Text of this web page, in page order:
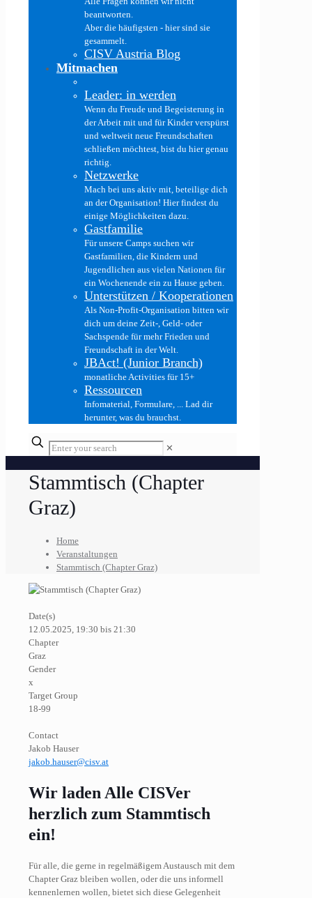
beantworten.
Aber die häufigsten - hier sind sie
gesammelt.
CISV Austria Blog
Mitmachen
Leader: in werden
Wenn du Freude und Begeisterung in
der Arbeit mit und für Kinder verspürst
und weltweit neue Freundschaften
schließen möchtest, bist du hier genau
richtig.
Netzwerke
Mach bei uns aktiv mit, beteilige dich
an der Organisation! Hier findest du
einige Möglichkeiten dazu.
Gastfamilie
Für unsere Camps suchen wir
Gastfamilien, die Kindern und
Jugendlichen aus vielen Nationen für
ein Wochenende ein zu Hause geben.
Unterstützen / Kooperationen
Als Non-Profit-Organisation bitten wir
dich um deine Zeit-, Geld- oder
Sachspende für mehr Frieden und
Freundschaft in der Welt.
JBAct! (Junior Branch)
monatliche Activities für 15+
Ressourcen
Infomaterial, Formulare, ... Lad dir
herunter, was du brauchst.
✕
Stammtisch (Chapter
Graz)
Home
Veranstaltungen
Stammtisch (Chapter Graz)
Date(s)
12.05.2025, 19:30 bis 21:30
Chapter
Graz
Gender
x
Target Group
18-99
Contact
Jakob Hauser
jakob.hauser@cisv.at
Wir laden Alle CISVer
herzlich zum Stammtisch
ein!
Für alle, die gerne in regelmäßigem Austausch mit dem
Chapter Graz bleiben wollen, oder die uns informell
kennenlernen wollen, bietet sich diese Gelegenheit